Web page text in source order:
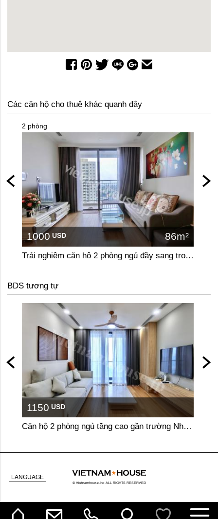
Các căn hộ cho thuê khác quanh đây
2 phòng
1000 USD 86m²
Trải nghiệm căn hộ 2 phòng ngủ đầy sang trọng ở Vinhome Gardenia
BDS tương tự
1150 USD
Căn hộ 2 phòng ngủ tầng cao gần trường Nhật tại Hà Nội
LANGUAGE
© Vietnamhouse.Inc ALL RIGHTS RESERVED